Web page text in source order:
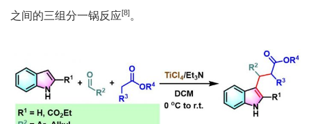
之间的三组分一锅反应[8]。